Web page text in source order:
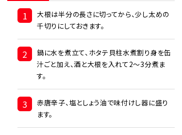
1
大根は半分の長さに切ってから、少し太めの
千切りにしておきます。
2
鍋に水を煮立て、ホタテ貝柱水煮割り身を缶
汁ごと加え、酒と大根を入れて2～3分煮ま
す。
3
赤唐辛子、塩としょう油で味付けし器に盛り
ます。